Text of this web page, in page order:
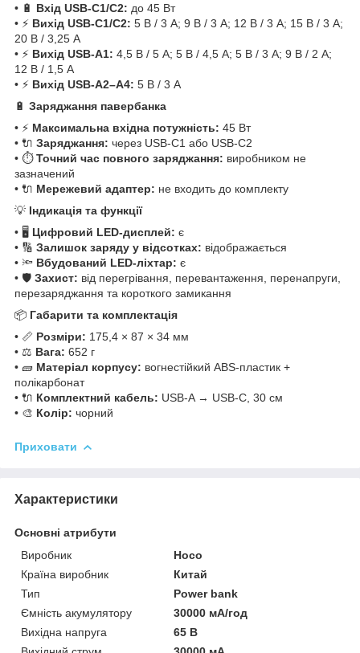
• 🔋 Вхід USB-C1/C2: до 45 Вт
• ⚡ Вихід USB-C1/C2: 5 В / 3 А; 9 В / 3 А; 12 В / 3 А; 15 В / 3 А;
20 В / 3,25 А
• ⚡ Вихід USB-A1: 4,5 В / 5 А; 5 В / 4,5 А; 5 В / 3 А; 9 В / 2 А;
12 В / 1,5 А
• ⚡ Вихід USB-A2–A4: 5 В / 3 А
🔋 Заряджання павербанка
• ⚡ Максимальна вхідна потужність: 45 Вт
• 🔌 Заряджання: через USB-C1 або USB-C2
• ⏱️Точний час повного заряджання: виробником не
зазначений
• 🔌 Мережевий адаптер: не входить до комплекту
💡 Індикація та функції
• 🖥️ Цифровий LED-дисплей: є
• 🔢 Залишок заряду у відсотках: відображається
• 🔦 Вбудований LED-ліхтар: є
• 🛡️ Захист: від перегрівання, перевантаження, перенапруги,
перезаряджання та короткого замикання
📦 Габарити та комплектація
• 📏 Розміри: 175,4 × 87 × 34 мм
• ⚖️ Вага: 652 г
• 🧱 Матеріал корпусу: вогнестійкий ABS-пластик +
полікарбонат
• 🔌 Комплектний кабель: USB-A → USB-C, 30 см
• 🎨 Колір: чорний
Приховати
Характеристики
Основні атрибути
Виробник
Hoco
Країна виробник
Китай
Тип
Power bank
Ємність акумулятору
30000 мА/год
Вихідна напруга
65 В